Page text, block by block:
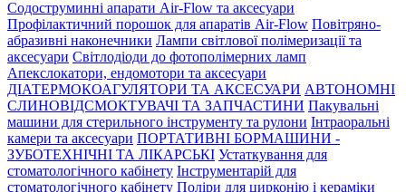
Содоструминні апарати Air-Flow та аксесуари
Профілактичний порошок для апаратів Air-Flow Повітряно-
абразивні наконечники Лампи світлової полімеризації та
аксесуари Світлодіоди до фотополімерних ламп
Апекслокатори, ендомотори та аксесуари
ДІАТЕРМОКОАГУЛЯТОРИ ТА АКСЕСУАРИ АВТОНОМНІ
СЛИНОВІДСМОКТУВАЧІ ТА ЗАПЧАСТИНИ Пакувальні
машини для стерильного інструменту та рулони Інтраоральні
камери та аксесуари ПОРТАТИВНІ БОРМАШИНИ -
ЗУБОТЕХНІЧНІ ТА ЛІКАРСЬКІ Устаткування для
стоматологічного кабінету Інструментарій для
стоматологічного кабінету Поліри для цирконію і кераміки